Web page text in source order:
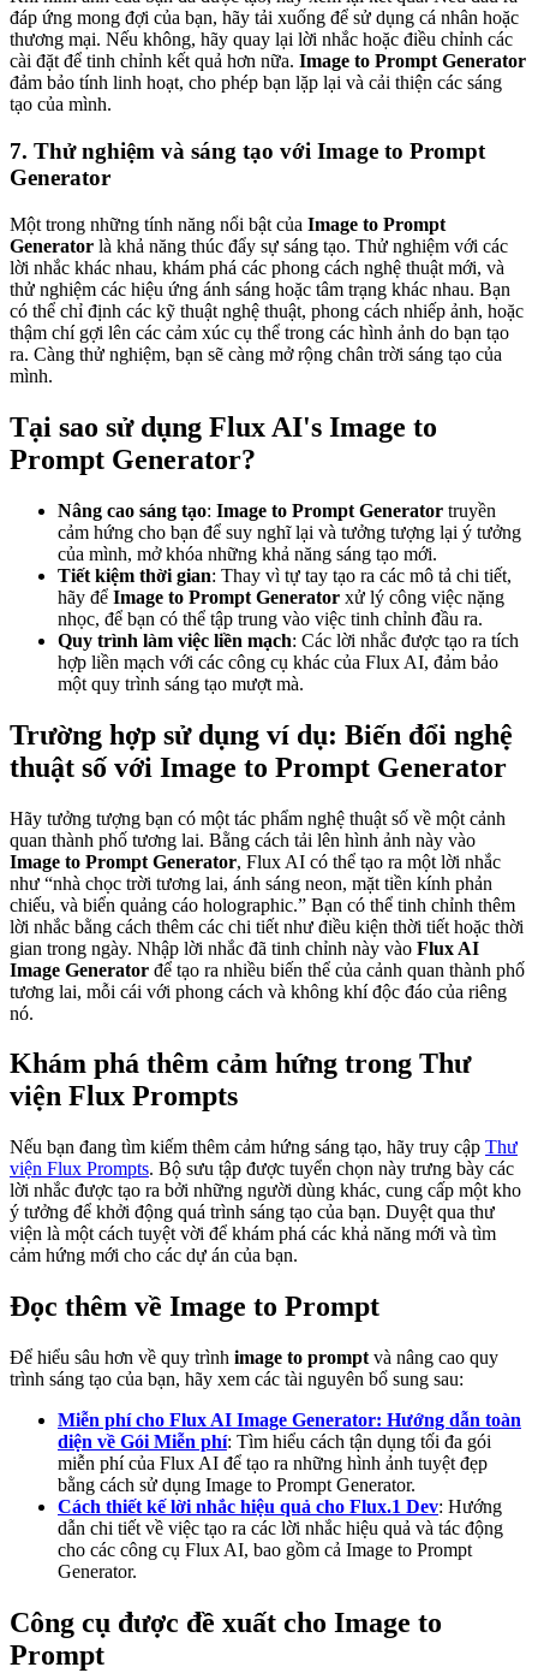
đáp ứng mong đợi của bạn, hãy tải xuống để sử dụng cá nhân hoặc
thương mại. Nếu không, hãy quay lại lời nhắc hoặc điều chỉnh các
cài đặt để tinh chỉnh kết quả hơn nữa. Image to Prompt Generator
đảm bảo tính linh hoạt, cho phép bạn lặp lại và cải thiện các sáng
tạo của mình.
7. Thử nghiệm và sáng tạo với Image to Prompt
Generator
Một trong những tính năng nổi bật của Image to Prompt
Generator là khả năng thúc đẩy sự sáng tạo. Thử nghiệm với các
lời nhắc khác nhau, khám phá các phong cách nghệ thuật mới, và
thử nghiệm các hiệu ứng ánh sáng hoặc tâm trạng khác nhau. Bạn
có thể chỉ định các kỹ thuật nghệ thuật, phong cách nhiếp ảnh, hoặc
thậm chí gợi lên các cảm xúc cụ thể trong các hình ảnh do bạn tạo
ra. Càng thử nghiệm, bạn sẽ càng mở rộng chân trời sáng tạo của
mình.
Tại sao sử dụng Flux AI's Image to
Prompt Generator?
Nâng cao sáng tạo: Image to Prompt Generator truyền
cảm hứng cho bạn để suy nghĩ lại và tưởng tượng lại ý tưởng
của mình, mở khóa những khả năng sáng tạo mới.
Tiết kiệm thời gian: Thay vì tự tay tạo ra các mô tả chi tiết,
hãy để Image to Prompt Generator xử lý công việc nặng
nhọc, để bạn có thể tập trung vào việc tinh chỉnh đầu ra.
Quy trình làm việc liền mạch: Các lời nhắc được tạo ra tích
hợp liền mạch với các công cụ khác của Flux AI, đảm bảo
một quy trình sáng tạo mượt mà.
Trường hợp sử dụng ví dụ: Biến đổi nghệ
thuật số với Image to Prompt Generator
Hãy tưởng tượng bạn có một tác phẩm nghệ thuật số về một cảnh
quan thành phố tương lai. Bằng cách tải lên hình ảnh này vào
Image to Prompt Generator, Flux AI có thể tạo ra một lời nhắc
như “nhà chọc trời tương lai, ánh sáng neon, mặt tiền kính phản
chiếu, và biển quảng cáo holographic.” Bạn có thể tinh chỉnh thêm
lời nhắc bằng cách thêm các chi tiết như điều kiện thời tiết hoặc thời
gian trong ngày. Nhập lời nhắc đã tinh chỉnh này vào Flux AI
Image Generator để tạo ra nhiều biến thể của cảnh quan thành phố
tương lai, mỗi cái với phong cách và không khí độc đáo của riêng
nó.
Khám phá thêm cảm hứng trong Thư
viện Flux Prompts
Nếu bạn đang tìm kiếm thêm cảm hứng sáng tạo, hãy truy cập Thư
viện Flux Prompts. Bộ sưu tập được tuyển chọn này trưng bày các
lời nhắc được tạo ra bởi những người dùng khác, cung cấp một kho
ý tưởng để khởi động quá trình sáng tạo của bạn. Duyệt qua thư
viện là một cách tuyệt vời để khám phá các khả năng mới và tìm
cảm hứng mới cho các dự án của bạn.
Đọc thêm về Image to Prompt
Để hiểu sâu hơn về quy trình image to prompt và nâng cao quy
trình sáng tạo của bạn, hãy xem các tài nguyên bổ sung sau:
Miễn phí cho Flux AI Image Generator: Hướng dẫn toàn
diện về Gói Miễn phí: Tìm hiểu cách tận dụng tối đa gói
miễn phí của Flux AI để tạo ra những hình ảnh tuyệt đẹp
bằng cách sử dụng Image to Prompt Generator.
Cách thiết kế lời nhắc hiệu quả cho Flux.1 Dev: Hướng
dẫn chi tiết về việc tạo ra các lời nhắc hiệu quả và tác động
cho các công cụ Flux AI, bao gồm cả Image to Prompt
Generator.
Công cụ được đề xuất cho Image to
Prompt